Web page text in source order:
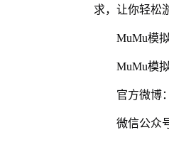
求，让你轻松
MuMu模
MuMu模
官方微博
微信公众